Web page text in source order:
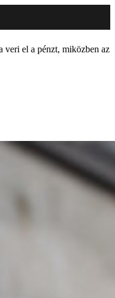
veri el a pénzt, miközben az